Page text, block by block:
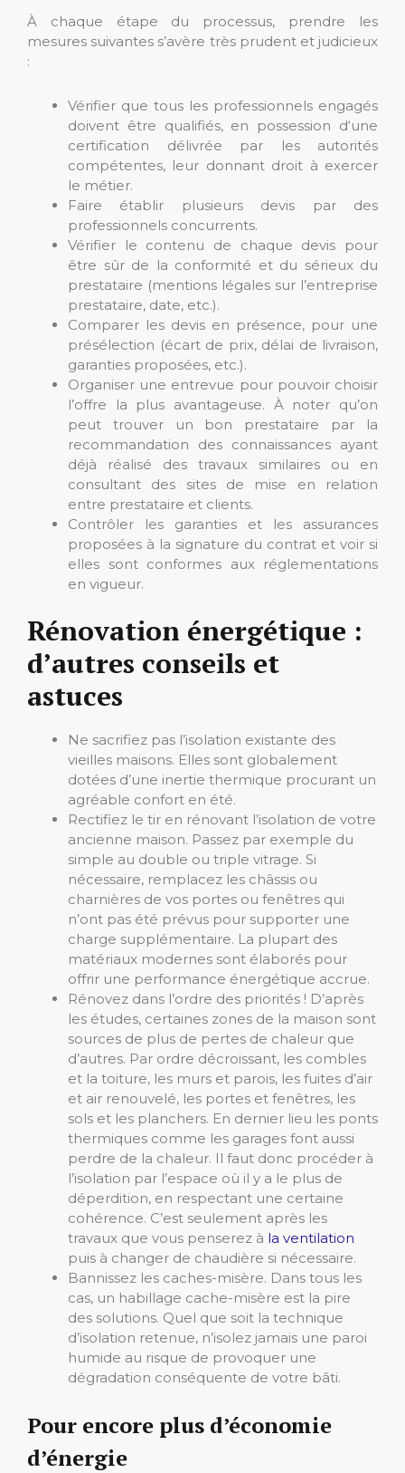
À chaque étape du processus, prendre les
mesures suivantes s’avère très prudent et judicieux
:
Vérifier que tous les professionnels engagés
doivent être qualifiés, en possession d‘une
certification délivrée par les autorités
compétentes, leur donnant droit à exercer
le métier.
Faire établir plusieurs devis par des
professionnels concurrents.
Vérifier le contenu de chaque devis pour
être sûr de la conformité et du sérieux du
prestataire (mentions légales sur l’entreprise
prestataire, date, etc.).
Comparer les devis en présence, pour une
présélection (écart de prix, délai de livraison,
garanties proposées, etc.).
Organiser une entrevue pour pouvoir choisir
l’offre la plus avantageuse. À noter qu’on
peut trouver un bon prestataire par la
recommandation des connaissances ayant
déjà réalisé des travaux similaires ou en
consultant des sites de mise en relation
entre prestataire et clients.
Contrôler les garanties et les assurances
proposées à la signature du contrat et voir si
elles sont conformes aux réglementations
en vigueur.
Rénovation énergétique :
d’autres conseils et
astuces
Ne sacrifiez pas l’isolation existante des
vieilles maisons. Elles sont globalement
dotées d’une inertie thermique procurant un
agréable confort en été.
Rectifiez le tir en rénovant l’isolation de votre
ancienne maison. Passez par exemple du
simple au double ou triple vitrage. Si
nécessaire, remplacez les châssis ou
charnières de vos portes ou fenêtres qui
n’ont pas été prévus pour supporter une
charge supplémentaire. La plupart des
matériaux modernes sont élaborés pour
offrir une performance énergétique accrue.
Rénovez dans l’ordre des priorités ! D’après
les études, certaines zones de la maison sont
sources de plus de pertes de chaleur que
d’autres. Par ordre décroissant, les combles
et la toiture, les murs et parois, les fuites d’air
et air renouvelé, les portes et fenêtres, les
sols et les planchers. En dernier lieu les ponts
thermiques comme les garages font aussi
perdre de la chaleur. Il faut donc procéder à
l’isolation par l’espace où il y a le plus de
déperdition, en respectant une certaine
cohérence. C’est seulement après les
travaux que vous penserez à la ventilation
puis à changer de chaudière si nécessaire.
Bannissez les caches-misère. Dans tous les
cas, un habillage cache-misère est la pire
des solutions. Quel que soit la technique
d’isolation retenue, n’isolez jamais une paroi
humide au risque de provoquer une
dégradation conséquente de votre bâti.
Pour encore plus d’économie
d’énergie